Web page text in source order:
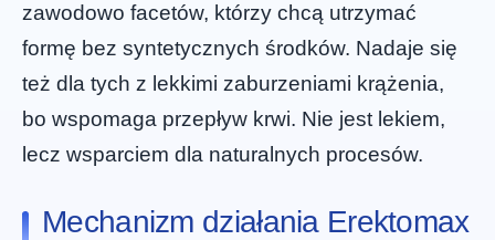
zawodowo facetów, którzy chcą utrzymać
formę bez syntetycznych środków. Nadaje się
też dla tych z lekkimi zaburzeniami krążenia,
bo wspomaga przepływ krwi. Nie jest lekiem,
lecz wsparciem dla naturalnych procesów.
Mechanizm działania Erektomax